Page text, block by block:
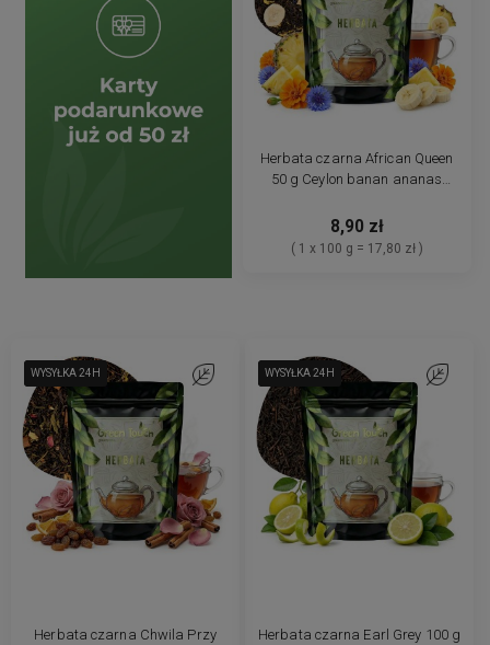
Herbata czarna African Queen
50 g Ceylon banan ananas
8,90 zł
( 1 x 100 g = 17,80 zł )
WYSYŁKA 24H
WYSYŁKA 24H
WYSYŁKA 24H
Herbata czarna Chwila Przy
Do ulubionychWYSYŁKA 24H
WYSYŁKA 24H
WYSYŁKA 24H
Herbata czarna Earl Grey 100 g
Do